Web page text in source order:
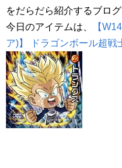
をだらだら紹介するブロ
今日のアイテムは、
【
ア)】 ドラゴンボール超戦